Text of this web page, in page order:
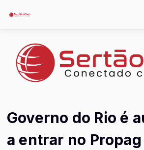
Governo do Rio é
a entrar no